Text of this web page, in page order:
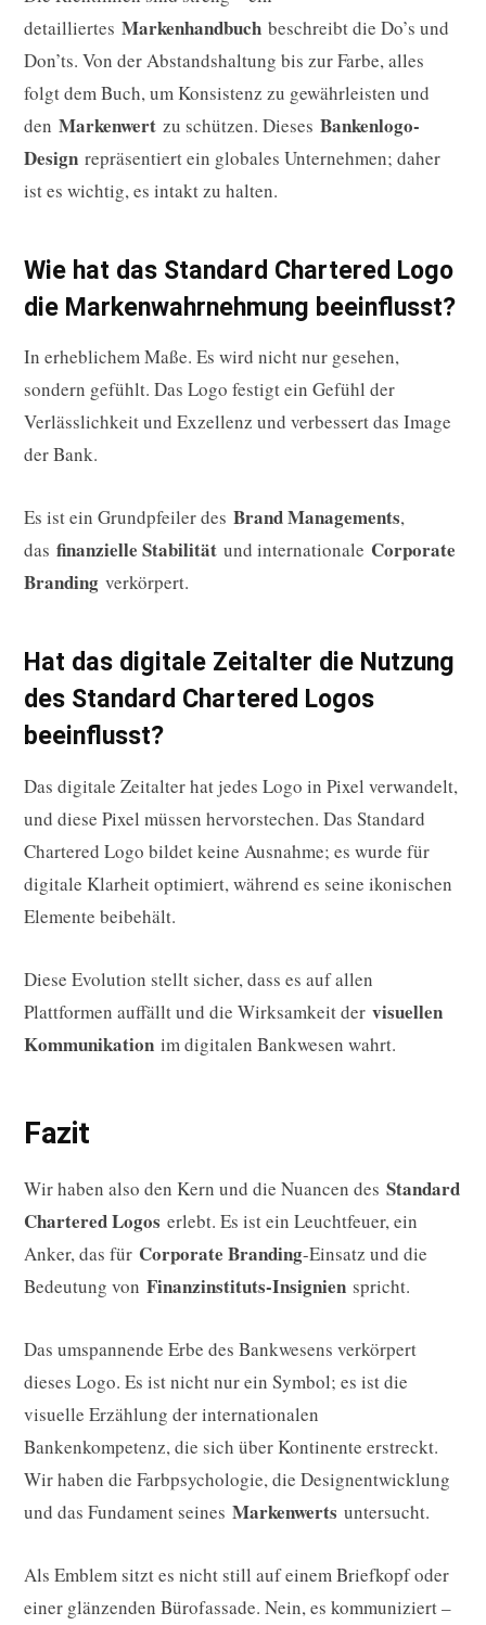
detailliertes Markenhandbuch beschreibt die Do’s und
Don’ts. Von der Abstandshaltung bis zur Farbe, alles
folgt dem Buch, um Konsistenz zu gewährleisten und
den Markenwert zu schützen. Dieses Bankenlogo-
Design repräsentiert ein globales Unternehmen; daher
ist es wichtig, es intakt zu halten.
Wie hat das Standard Chartered Logo
die Markenwahrnehmung beeinflusst?
In erheblichem Maße. Es wird nicht nur gesehen,
sondern gefühlt. Das Logo festigt ein Gefühl der
Verlässlichkeit und Exzellenz und verbessert das Image
der Bank.
Es ist ein Grundpfeiler des Brand Managements,
das finanzielle Stabilität und internationale Corporate
Branding verkörpert.
Hat das digitale Zeitalter die Nutzung
des Standard Chartered Logos
beeinflusst?
Das digitale Zeitalter hat jedes Logo in Pixel verwandelt,
und diese Pixel müssen hervorstechen. Das Standard
Chartered Logo bildet keine Ausnahme; es wurde für
digitale Klarheit optimiert, während es seine ikonischen
Elemente beibehält.
Diese Evolution stellt sicher, dass es auf allen
Plattformen auffällt und die Wirksamkeit der visuellen
Kommunikation im digitalen Bankwesen wahrt.
Fazit
Wir haben also den Kern und die Nuancen des Standard
Chartered Logos erlebt. Es ist ein Leuchtfeuer, ein
Anker, das für Corporate Branding-Einsatz und die
Bedeutung von Finanzinstituts-Insignien spricht.
Das umspannende Erbe des Bankwesens verkörpert
dieses Logo. Es ist nicht nur ein Symbol; es ist die
visuelle Erzählung der internationalen
Bankenkompetenz, die sich über Kontinente erstreckt.
Wir haben die Farbpsychologie, die Designentwicklung
und das Fundament seines Markenwerts untersucht.
Als Emblem sitzt es nicht still auf einem Briefkopf oder
einer glänzenden Bürofassade. Nein, es kommuniziert –